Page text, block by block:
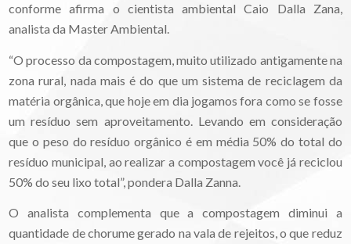
conforme afirma o cientista ambiental Caio Dalla Zana,
analista da Master Ambiental.
“O processo da compostagem, muito utilizado antigamente na
zona rural, nada mais é do que um sistema de reciclagem da
matéria orgânica, que hoje em dia jogamos fora como se fosse
um resíduo sem aproveitamento. Levando em consideração
que o peso do resíduo orgânico é em média 50% do total do
resíduo municipal, ao realizar a compostagem você já reciclou
50% do seu lixo total”, pondera Dalla Zanna.
O analista complementa que a compostagem diminui a
quantidade de chorume gerado na vala de rejeitos, o que reduz